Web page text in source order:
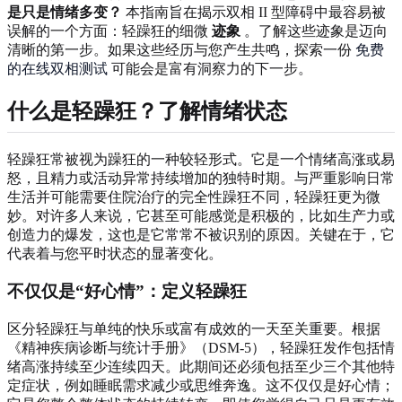
是只是情绪多变？ 本指南旨在揭示双相 II 型障碍中最容易被
误解的一个方面：轻躁狂的细微 迹象 。了解这些迹象是迈向
清晰的第一步。如果这些经历与您产生共鸣，探索一份 免费
的在线双相测试 可能会是富有洞察力的下一步。
什么是轻躁狂？了解情绪状态
轻躁狂常被视为躁狂的一种较轻形式。它是一个情绪高涨或易
怒，且精力或活动异常持续增加的独特时期。与严重影响日常
生活并可能需要住院治疗的完全性躁狂不同，轻躁狂更为微
妙。对许多人来说，它甚至可能感觉是积极的，比如生产力或
创造力的爆发，这也是它常常不被识别的原因。关键在于，它
代表着与您平时状态的显著变化。
不仅仅是“好心情”：定义轻躁狂
区分轻躁狂与单纯的快乐或富有成效的一天至关重要。根据
《精神疾病诊断与统计手册》（DSM-5），轻躁狂发作包括情
绪高涨持续至少连续四天。此期间还必须包括至少三个其他特
定症状，例如睡眠需求减少或思维奔逸。这不仅仅是好心情；